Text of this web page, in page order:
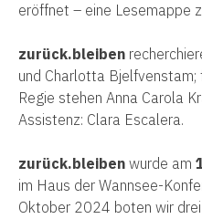
eröffnet – eine Lesemappe
zurück.bleiben
und Charlotta
Regie stehen Anna Carola
Assistenz: Clara Escalera.
zurück.bleiben wurde am
im Haus der Wannsee-
Oktober 2024 boten wir